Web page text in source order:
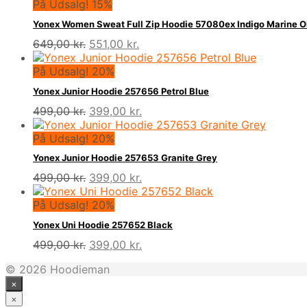
På Udsalg! 15%
Yonex Women Sweat Full Zip Hoodie 57080ex Indigo Marine
649,00kr. Den
oprindelige
pris
var:
649,00 kr..
551,00 kr.
aktuelle
er:
551,00 kr..
På Udsalg! 20%
Yonex Junior Hoodie 257656 Petrol Blue
499,00kr. Den
oprindelige
pris
var:
499,00 kr..
399,00 kr.
aktuelle
er:
399,00 kr..
På Udsalg! 20%
Yonex Junior Hoodie 257653 Granite Grey
499,00kr. Den
oprindelige
pris
var:
499,00 kr..
399,00 kr.
aktuelle
er:
399,00 kr..
På Udsalg! 20%
Yonex Uni Hoodie 257652 Black
499,00kr. Den
pris
399,00 kr.
© 2026 Hoodieman
×
×